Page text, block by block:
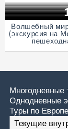
Волшебный
(экскурсия на
Многодневные
Однодневные
Туры по Европе
Текущие